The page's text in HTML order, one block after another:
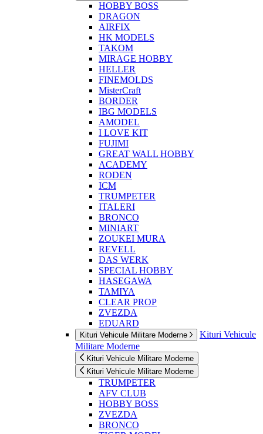
HOBBY BOSS
DRAGON
AIRFIX
HK MODELS
TAKOM
MIRAGE HOBBY
HELLER
FINEMOLDS
MisterCraft
BORDER
IBG MODELS
AMODEL
I LOVE KIT
FUJIMI
GREAT WALL HOBBY
ACADEMY
RODEN
ICM
TRUMPETER
ITALERI
BRONCO
MINIART
ZOUKEI MURA
REVELL
DAS WERK
SPECIAL HOBBY
HASEGAWA
TAMIYA
CLEAR PROP
ZVEZDA
EDUARD
Kituri Vehicule Militare Moderne
Kituri Vehicule
Militare Moderne
Kituri Vehicule Militare Moderne
Kituri Vehicule Militare Moderne
TRUMPETER
AFV CLUB
HOBBY BOSS
ZVEZDA
BRONCO